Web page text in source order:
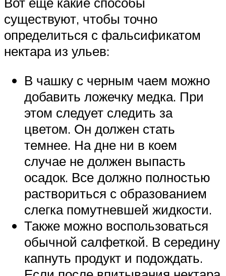
существуют, чтобы точно
определиться с фальсификатом
нектара из ульев:
В чашку с черным чаем можно
добавить ложечку медка. При
этом следует следить за
цветом. Он должен стать
темнее. На дне ни в коем
случае не должен выпасть
осадок. Все должно полностью
раствориться с образованием
слегка помутневшей жидкости.
Также можно воспользоваться
обычной салфеткой. В середину
капнуть продукт и подождать.